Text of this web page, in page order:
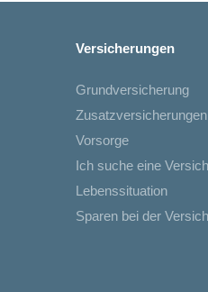
Versicherungen
Grundversicherung
Zusatzversicherungen
Vorsorge
Ich suche eine
Lebenssituation
Sparen bei der